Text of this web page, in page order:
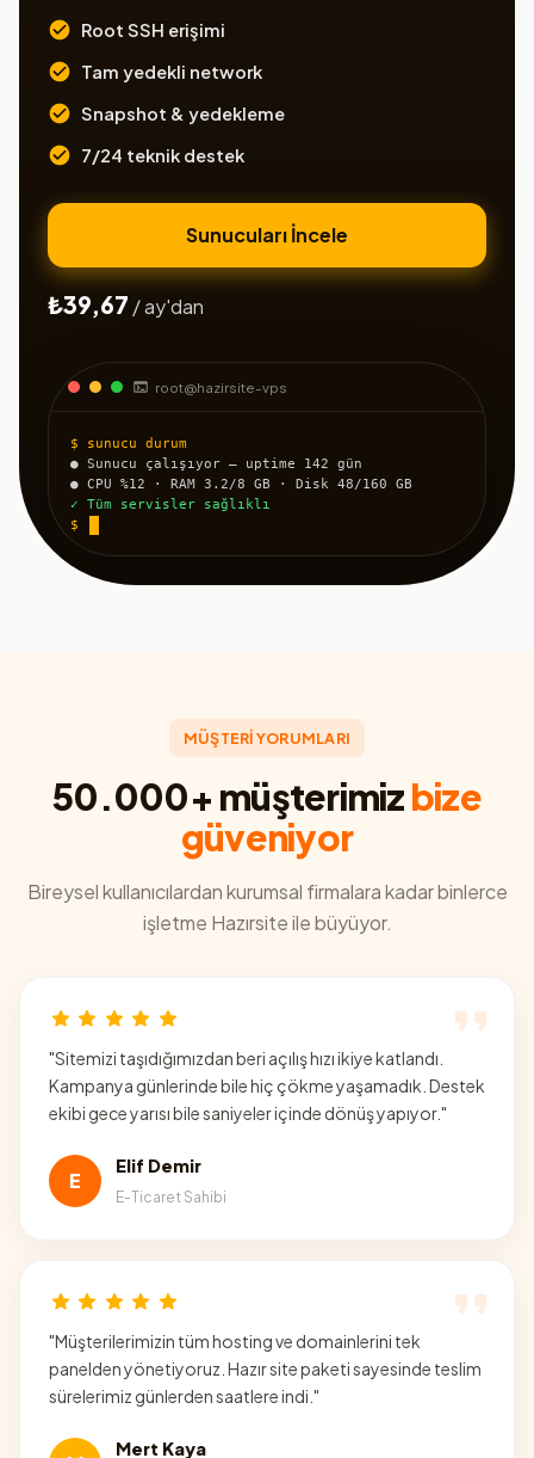
root@hazirsite-vps
$ sunucu durum
● Sunucu çalışıyor — uptime 142 gün
● CPU %12 · RAM 3.2/8 GB · Disk 48/160 GB
✓ Tüm servisler sağlıklı
$
Root SSH erişimi
Tam yedekli network
Snapshot & yedekleme
7/24 teknik destek
Sunucuları İncele
₺39,67 / ay'dan
MÜŞTERİ YORUMLARI
50.000+ müşterimizbize
güveniyor
Bireysel kullanıcılardan kurumsal firmalara kadar binlerce
işletme Hazırsite ile büyüyor.
"Sitemizi taşıdığımızdan beri açılış hızı ikiye katlandı.
Kampanya günlerinde bile hiç çökme yaşamadık. Destek
ekibi gece yarısı bile saniyeler içinde dönüş yapıyor."
E
Elif Demir
E-Ticaret Sahibi
"Müşterilerimizin tüm hosting ve domainlerini tek
panelden yönetiyoruz. Hazır site paketi sayesinde teslim
sürelerimiz günlerden saatlere indi. "
Mert Kaya